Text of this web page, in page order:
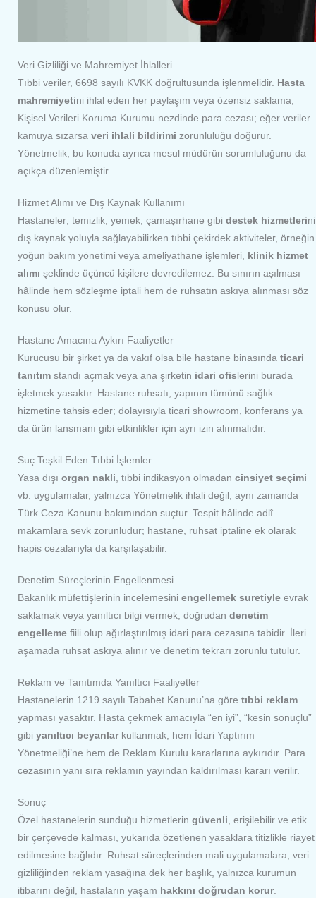
Veri Gizliliği ve Mahremiyet İhlalleri
Tıbbi veriler, 6698 sayılı KVKK doğrultusunda işlenmelidir. Hasta
mahremiyetini ihlal eden her paylaşım veya özensiz saklama,
Kişisel Verileri Koruma Kurumu nezdinde para cezası; eğer veriler
kamuya sızarsa veri ihlali bildirimi zorunluluğu doğurur.
Yönetmelik, bu konuda ayrıca mesul müdürün sorumluluğunu da
açıkça düzenlemiştir.
Hizmet Alımı ve Dış Kaynak Kullanımı
Hastaneler; temizlik, yemek, çamaşırhane gibi destek hizmetlerini
dış kaynak yoluyla sağlayabilirken tıbbi çekirdek aktiviteler, örneğin
yoğun bakım yönetimi veya ameliyathane işlemleri, klinik hizmet
alımı şeklinde üçüncü kişilere devredilemez. Bu sınırın aşılması
hâlinde hem sözleşme iptali hem de ruhsatın askıya alınması söz
konusu olur.
Hastane Amacına Aykırı Faaliyetler
Kurucusu bir şirket ya da vakıf olsa bile hastane binasında ticari
tanıtım standı açmak veya ana şirketin idari ofis lerini burada
işletmek yasaktır. Hastane ruhsatı, yapının tümünü sağlık
hizmetine tahsis eder; dolayısıyla ticari showroom, konferans ya
da ürün lansmanı gibi etkinlikler için ayrı izin alınmalıdır.
Suç Teşkil Eden Tıbbi İşlemler
Yasa dışı organ nakli, tıbbi indikasyon olmadan cinsiyet seçimi
vb. uygulamalar, yalnızca Yönetmelik ihlali değil, aynı zamanda
Türk Ceza Kanunu bakımından suçtur. Tespit hâlinde adlî
makamlara sevk zorunludur; hastane, ruhsat iptaline ek olarak
hapis cezalarıyla da karşılaşabilir.
Denetim Süreçlerinin Engellenmesi
Bakanlık müfettişlerinin incelemesini engellemek suretiyle evrak
saklamak veya yanıltıcı bilgi vermek, doğrudan denetim
engelleme fiili olup ağırlaştırılmış idari para cezasına tabidir. İleri
aşamada ruhsat askıya alınır ve denetim tekrarı zorunlu tutulur.
Reklam ve Tanıtımda Yanıltıcı Faaliyetler
Hastanelerin 1219 sayılı Tababet Kanunu’na göre tıbbi reklam
yapması yasaktır. Hasta çekmek amacıyla “en iyi”, “kesin sonuçlu”
gibi yanıltıcı beyanlarkullanmak, hem İdari Yaptırım
Yönetmeliği’ne hem de Reklam Kurulu kararlarına aykırıdır. Para
cezasının yanı sıra reklamın yayından kaldırılması kararı verilir.
Sonuç
Özel hastanelerin sunduğu hizmetlerin güvenli, erişilebilir ve etik
bir çerçevede kalması, yukarıda özetlenen yasaklara titizlikle riayet
edilmesine bağlıdır. Ruhsat süreçlerinden mali uygulamalara, veri
gizliliğinden reklam yasağına dek her başlık, yalnızca kurumun
itibarını değil, hastaların yaşam hakkını doğrudan korur.